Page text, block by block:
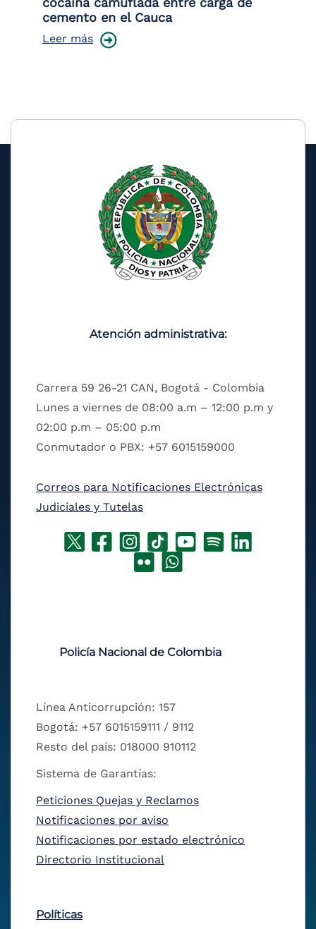
cemento en el Cauca
Leer más
Atención administrativa:
Carrera 59 26-21 CAN, Bogotá - Colombia
Lunes a viernes de 08:00 a.m – 12:00 p.m y
02:00 p.m – 05:00 p.m
Conmutador o PBX: +57 6015159000
Correos para Notificaciones Electrónicas
Judiciales y Tutelas
Policía Nacional de Colombia
Línea Anticorrupción: 157
Bogotá: +57 6015159111 / 9112
Resto del país: 018000 910112
Sistema de Garantías:
Peticiones Quejas y Reclamos
Notificaciones por aviso
Notificaciones por estado electrónico
Directorio Institucional
Políticas